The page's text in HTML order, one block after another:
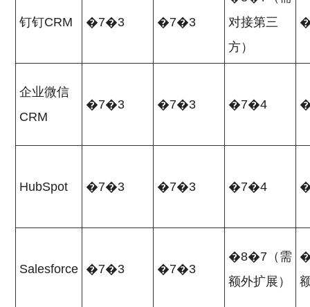
钉钉CRM �7�3 �7�3
对接第三
方）
企业微信
CRM
�7�3 �7�3 �7�4
HubSpot �7�3 �7�3 �7�4
Salesforce �7�3 �7�3
�8�7（需
额外扩展）